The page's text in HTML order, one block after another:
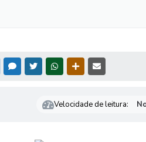
FACEBOOKMESSENGER
TWITTERWHATSAPPOUTRAS MÍDIAS
Velocidade de leitura: